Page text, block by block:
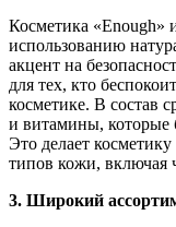
Косметика «Enough»
использованию
акцент на
для тех, кто
косметике. В состав
и витамины, которые
Это делает
типов кожи, включая
3. Широкий